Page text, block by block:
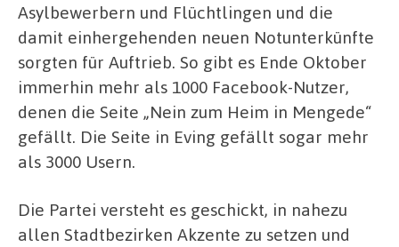
Asylbewerbern und Flüchtlingen und die
damit einhergehenden neuen Notunterkünfte
sorgten für Auftrieb. So gibt es Ende Oktober
immerhin mehr als 1000 Facebook-Nutzer,
denen die Seite „Nein zum Heim in Mengede“
gefällt. Die Seite in Eving gefällt sogar mehr
als 3000 Usern.
Die Partei versteht es geschickt, in nahezu
allen Stadtbezirken Akzente zu setzen und